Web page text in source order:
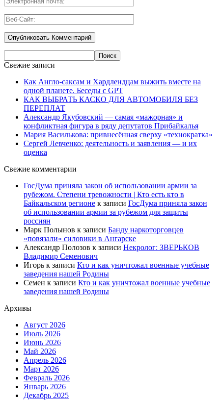
Свежие записи
Как Англо-саксам и Хардлендцам выжить вместе на
одной планете. Беседы с GPT
КАК ВЫБРАТЬ КАСКО ДЛЯ АВТОМОБИЛЯ БЕЗ
ПЕРЕПЛАТ
Александр Якубовский — самая «мажорная» и
конфликтная фигура в ряду депутатов Прибайкалья
Мария Василькова: привнесённая сверху «технократка»
Сергей Левченко: деятельность и заявления — и их
оценка
Свежие комментарии
ГосДума приняла закон об использовании армии за
рубежом. Степени тревожности | Кто есть кто в
Байкальском регионе к записи ГосДума приняла закон
об использовании армии за рубежом для защиты
россиян
Марк Полынов к записи Банду наркоторговцев
«повязали» силовики в Ангарске
Александр Полозов к записи Некролог: ЗВЕРЬКОВ
Владимир Семенович
Игорь к записи Кто и как уничтожал военные учебные
заведения нашей Родины
Семен к записи Кто и как уничтожал военные учебные
заведения нашей Родины
Архивы
Август 2026
Июль 2026
Июнь 2026
Май 2026
Апрель 2026
Март 2026
Февраль 2026
Январь 2026
Декабрь 2025